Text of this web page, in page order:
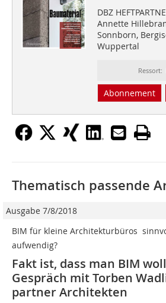
DBZ
Annette
Sonnborn,
Wuppertal
Ressort:
Abonnement
Thematisch passende
Ausgabe 7/8/2018
BIM für kleine Architekturbüros 
aufwendig?
Fakt ist, dass man BIM
Gespräch mit Torben
partner Architekten